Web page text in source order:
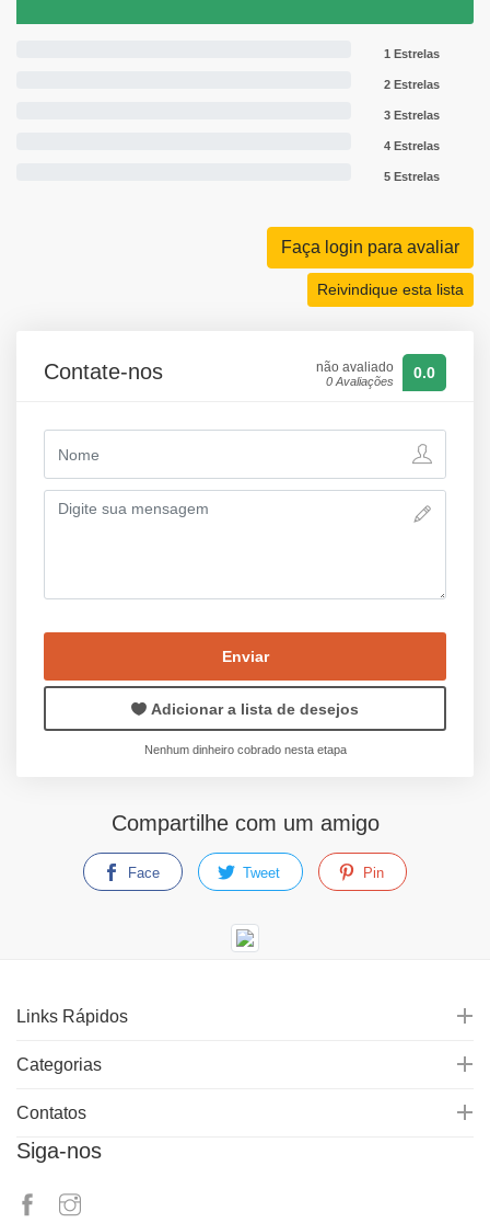
1 Estrelas
2 Estrelas
3 Estrelas
4 Estrelas
5 Estrelas
Faça login para avaliar
Reivindique esta lista
Contate-nos não avaliado
0 Avaliações 0.0
Enviar
Adicionar a lista de desejos
Nenhum dinheiro cobrado nesta etapa
Compartilhe com um amigo
Face Tweet Pin
Links Rápidos
Categorias
Contatos
Siga-nos